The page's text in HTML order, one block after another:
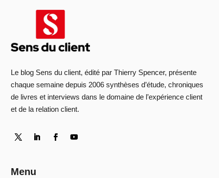
Le blog Sens du client, édité par Thierry Spencer, présente
chaque semaine depuis 2006 synthèses d’étude, chroniques
de livres et interviews dans le domaine de l’expérience client
et de la relation client.
Menu